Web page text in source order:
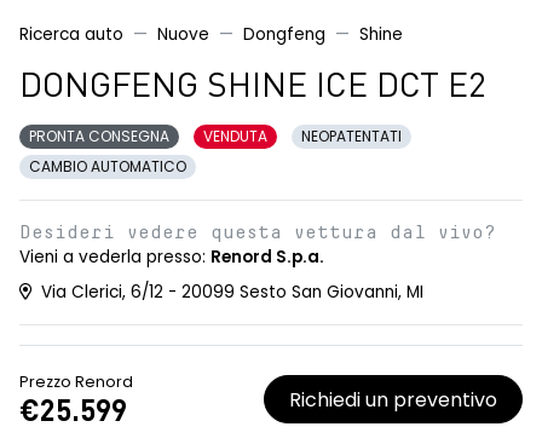
Ricerca auto Nuove Dongfeng Shine
DONGFENG SHINE ICE DCT E2
PRONTA CONSEGNA VENDUTA
NEOPATENTATI
CAMBIO AUTOMATICO
Desideri vedere questa vettura dal vivo?
Vieni a vederla presso: Renord S.p.a.
Via Clerici, 6/12 - 20099 Sesto San Giovanni, MI
Prezzo Renord
€25.599 Richiedi un preventivo